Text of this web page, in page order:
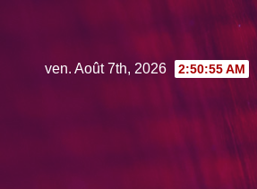
contentven. Août 7th, 2026 2:50:56 AM